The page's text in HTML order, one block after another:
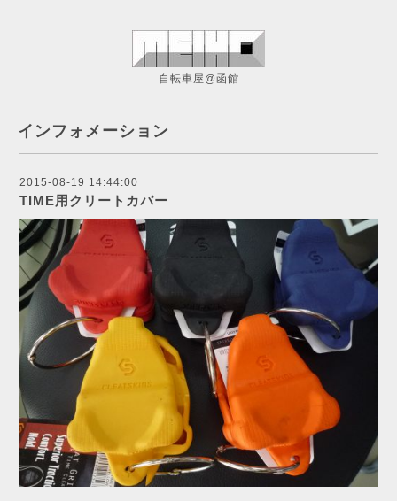
自転車屋@函館
インフォメーション
2015-08-19 14:44:00
TIME用クリートカバー